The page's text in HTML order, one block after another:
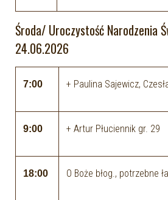
Środa/ Uroczystość Narodzenia
24.06.2026
7:00 + Paulina Sajewicz,
9:00 + Artur Płuciennik gr. 29
18:00 O Boże błog., potrzebne